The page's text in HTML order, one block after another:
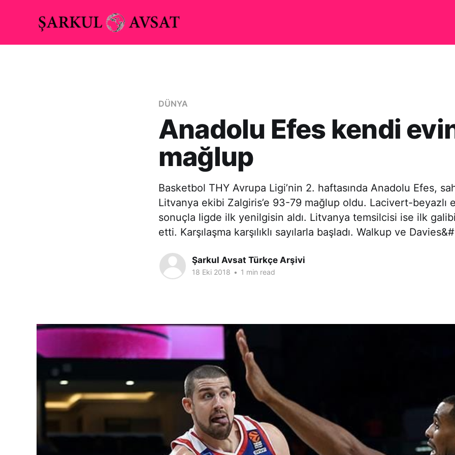
DÜNYA
Anadolu Efes kendi
mağlup
Basketbol THY Avrupa Ligi’nin 2. haftasında Anadolu Efes,
Litvanya ekibi Zalgiris’e 93-79 mağlup oldu. Lacivert-beyazlı
sonuçla ligde ilk yenilgisin aldı. Litvanya temsilcisi ise ilk
etti. Karşılaşma karşılıklı sayılarla başladı. Walkup ve
Şarkul Avsat Türkçe Arşivi
18 Eki 2018 • 1 min read